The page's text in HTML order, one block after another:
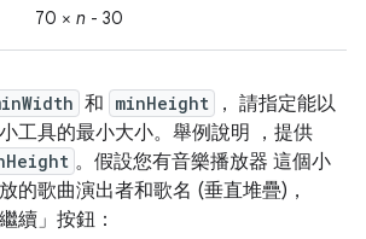
70 × n - 30
和 minHeight
， 請指定能以
工具的最小大小。舉例說明 ，提供
。假設您有音樂播放器 這個小
的歌曲演出者和歌名 (垂直堆疊)，
續」 按鈕：